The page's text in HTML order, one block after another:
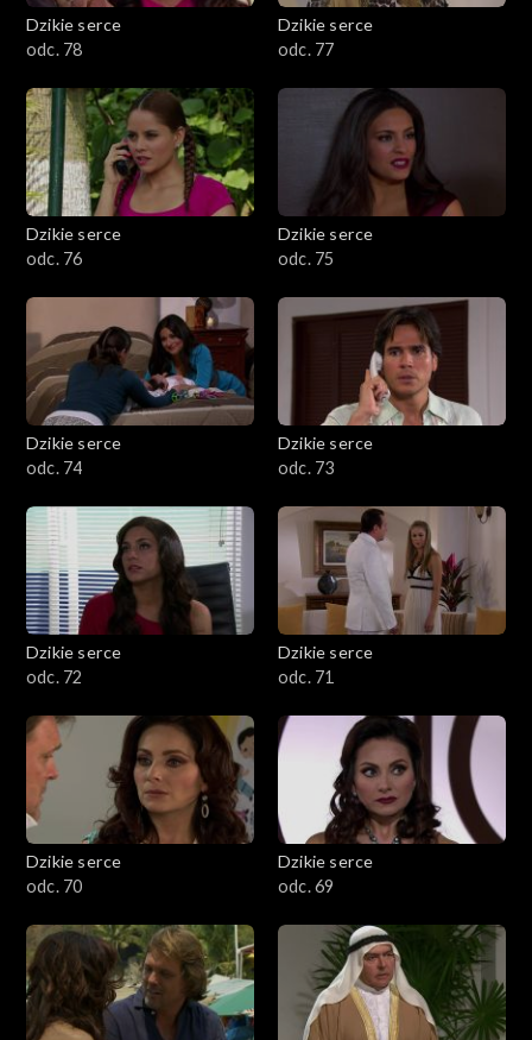
Dzikie serce
odc. 78
Dzikie serce
odc. 77
Dzikie serce
odc. 76
Dzikie serce
odc. 75
Dzikie serce
odc. 74
Dzikie serce
odc. 73
Dzikie serce
odc. 72
Dzikie serce
odc. 71
Dzikie serce
odc. 70
Dzikie serce
odc. 69